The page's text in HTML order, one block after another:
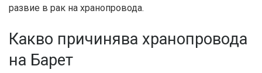
развие в рак на хранопровода.
Какво причинява хранопровода
на Барет